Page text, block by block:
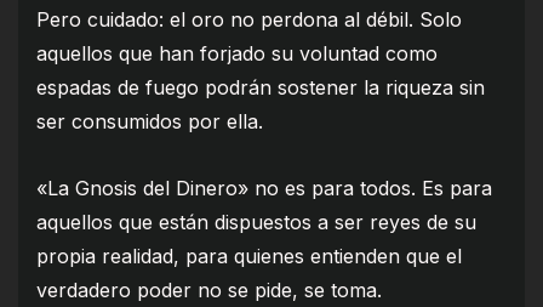
Pero cuidado: el oro no perdona al débil. Solo
aquellos que han forjado su voluntad como
espadas de fuego podrán sostener la riqueza sin
ser consumidos por ella.
«La Gnosis del Dinero» no es para todos. Es para
aquellos que están dispuestos a ser reyes de su
propia realidad, para quienes entienden que el
verdadero poder no se pide, se toma.